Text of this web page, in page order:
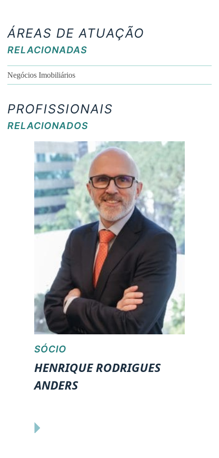
ÁREAS DE ATUAÇÃO
RELACIONADAS
Negócios Imobiliários
PROFISSIONAIS
RELACIONADOS
SÓCIO
HENRIQUE RODRIGUES
ANDERS